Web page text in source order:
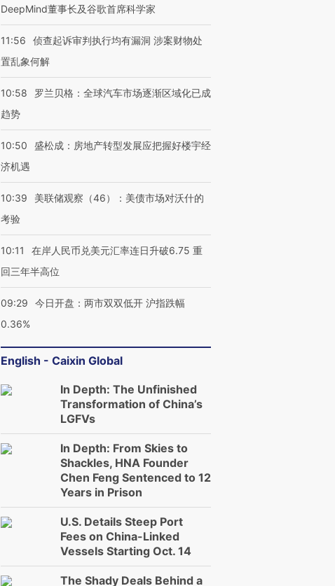
DeepMind董事长及谷歌首席科学家
11:56
侦查起诉审判执行均有漏洞 涉案财物处
置乱象何解
10:58
罗兰贝格：全球汽车市场逐渐区域化已成
趋势
10:50
盛松成：房地产转型发展应把握好楼宇经
济机遇
10:39
美联储观察（46）：美债市场对沃什的
考验
10:11
在岸人民币兑美元汇率连日升破6.75 重
回三年半高位
09:29
今日开盘：两市双双低开 沪指跌幅
0.36%
English - Caixin Global
In Depth: The Unfinished
Transformation of China’s
LGFVs
In Depth: From Skies to
Shackles, HNA Founder
Chen Feng Sentenced to 12
Years in Prison
U.S. Details Steep Port
Fees on China-Linked
Vessels Starting Oct. 14
The Shady Deals Behind a